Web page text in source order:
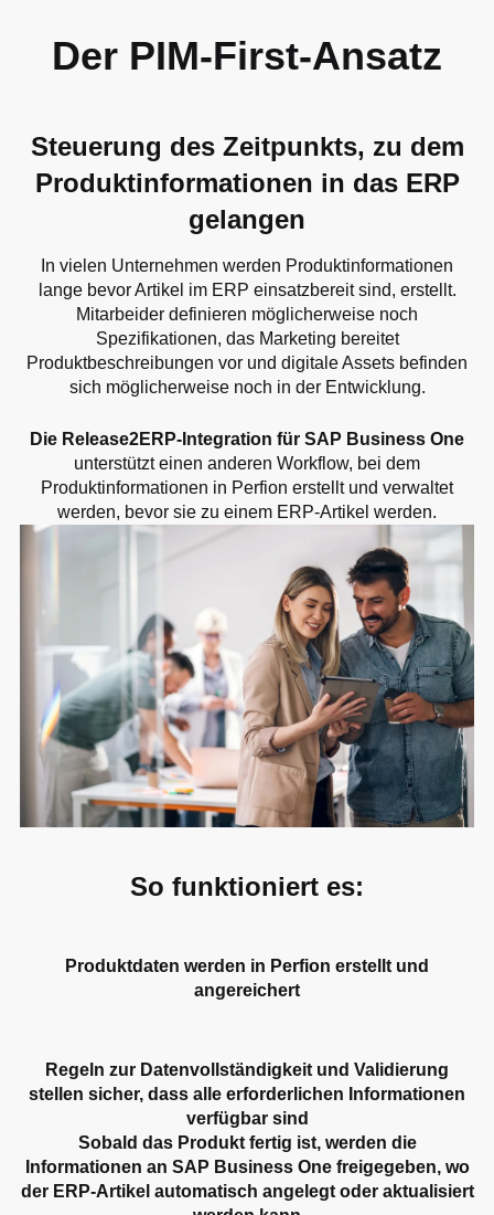
Der PIM-First-Ansatz
Steuerung des Zeitpunkts, zu dem
Produktinformationen in das ERP
gelangen
In vielen Unternehmen werden Produktinformationen
lange bevor Artikel im ERP einsatzbereit sind, erstellt.
Mitarbeider definieren möglicherweise noch
Spezifikationen, das Marketing bereitet
Produktbeschreibungen vor und digitale Assets befinden
sich möglicherweise noch in der Entwicklung.
Die Release2ERP-Integration für SAP Business One
unterstützt einen anderen Workflow, bei dem
Produktinformationen in Perfion erstellt und verwaltet
werden, bevor sie zu einem ERP-Artikel werden.
So funktioniert es:
Produktdaten werden in Perfion erstellt und
angereichert
Regeln zur Datenvollständigkeit und Validierung
stellen sicher, dass alle erforderlichen Informationen
verfügbar sind
Sobald das Produkt fertig ist, werden die
Informationen an SAP Business One freigegeben, wo
der ERP-Artikel automatisch angelegt oder aktualisiert